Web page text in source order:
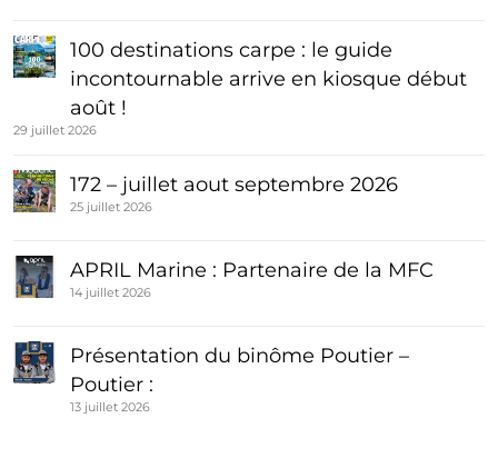
100 destinations carpe : le guide
incontournable arrive en kiosque début
août !
29 juillet 2026
172 – juillet aout septembre 2026
25 juillet 2026
APRIL Marine : Partenaire de la MFC
14 juillet 2026
Présentation du binôme Poutier –
Poutier :
13 juillet 2026